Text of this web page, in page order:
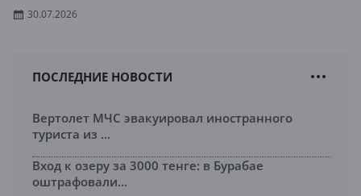
30.07.2026
ПОСЛЕДНИЕ НОВОСТИ
Вертолет МЧС эвакуировал иностранного
туриста из ...
Вход к озеру за 3000 тенге: в Бурабае
оштрафовали...